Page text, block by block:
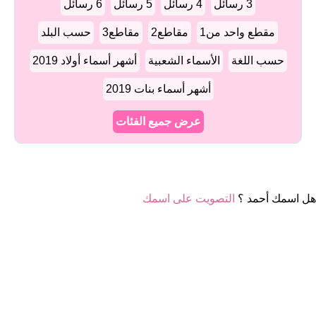
3 رسائل 4 رسائل 5 رسائل 6 رسائل
مقطع واحد من1 مقاطع2 مقاطع3 حسب البلد
حسب اللغة الأسماء الشعبية أشهر أسماء أولاد 2019
أشهر أسماء بنات 2019
عرض جميع الفئات
هل اسمك أحمد ؟ التصويت على اسمك